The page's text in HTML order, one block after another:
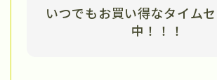
いつでもお買い得なタイム
中 ！！！